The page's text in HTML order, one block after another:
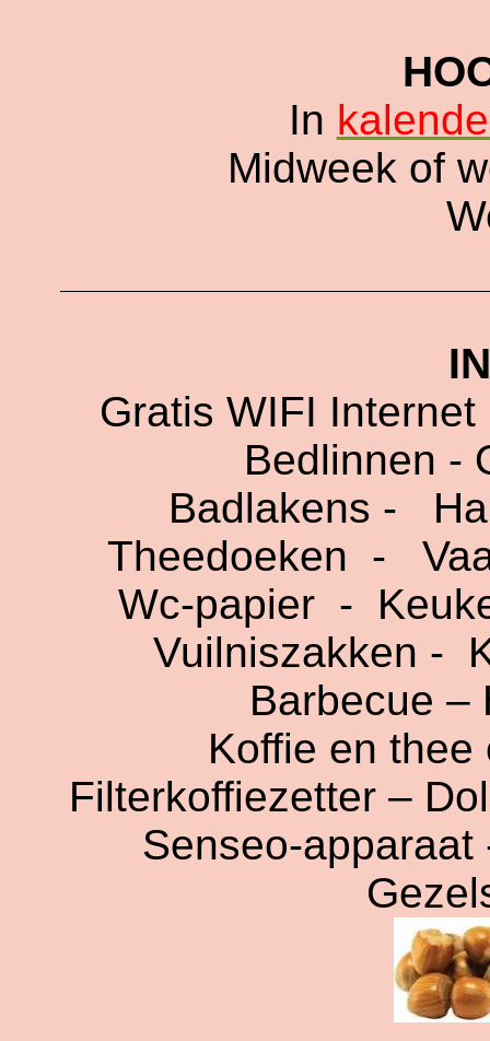
In
Midweek of
Gratis WIFI Internet
Bedlinnen -
Badlakens -
Theedoeken -
Wc-papier -
Vuilniszakken -
Barbecue –
Koffie en
Filterkoffiezetter –
Senseo-apparaat